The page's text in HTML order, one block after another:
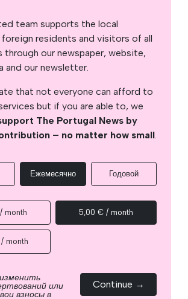
team supports the local
residents and visitors of all
through our newspaper, website,
and our newsletter.
that not everyone can afford to
but if you are able to, we
The Portugal News by
– no matter how small.
Ежемесячно Годовой
month 5,00 € / month
month
или
взносы в
Continue →